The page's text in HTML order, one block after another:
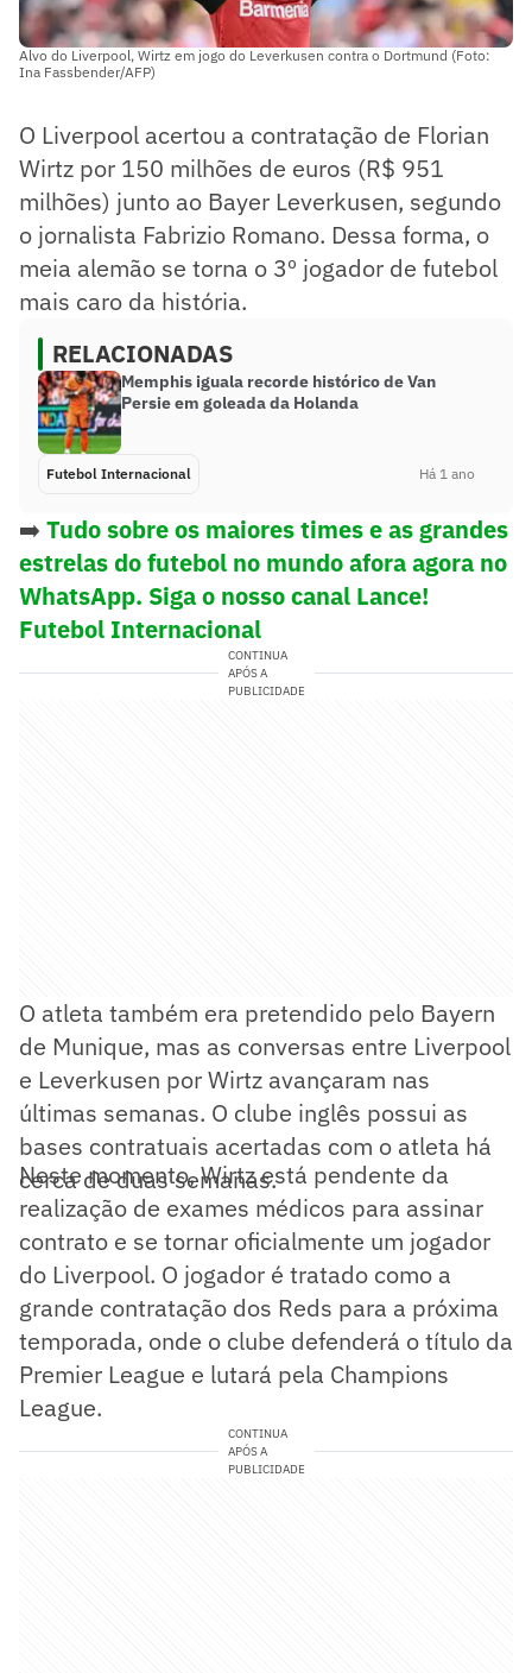
Alvo do Liverpool, Wirtz em jogo do Leverkusen contra o Dortmund (Foto:
Ina Fassbender/AFP)
O Liverpool acertou a contratação de Florian
Wirtz por 150 milhões de euros (R$ 951
milhões) junto ao Bayer Leverkusen, segundo
o jornalista Fabrizio Romano. Dessa forma, o
meia alemão se torna o 3º jogador de futebol
mais caro da história.
RELACIONADAS
Memphis iguala recorde histórico de Van
Persie em goleada da Holanda
Futebol Internacional Há 1 ano
➡️ Tudo sobre os maiores times e as grandes
estrelas do futebol no mundo afora agora no
WhatsApp. Siga o nosso canal Lance!
Futebol Internacional
CONTINUA
APÓS A
PUBLICIDADE
O atleta também era pretendido pelo Bayern
de Munique, mas as conversas entre Liverpool
e Leverkusen por Wirtz avançaram nas
últimas semanas. O clube inglês possui as
bases contratuais acertadas com o atleta há
cerca de duas semanas.
Neste momento, Wirtz está pendente da
realização de exames médicos para assinar
contrato e se tornar oficialmente um jogador
do Liverpool. O jogador é tratado como a
grande contratação dos Reds para a próxima
temporada, onde o clube defenderá o título da
Premier League e lutará pela Champions
League.
CONTINUA
APÓS A
PUBLICIDADE